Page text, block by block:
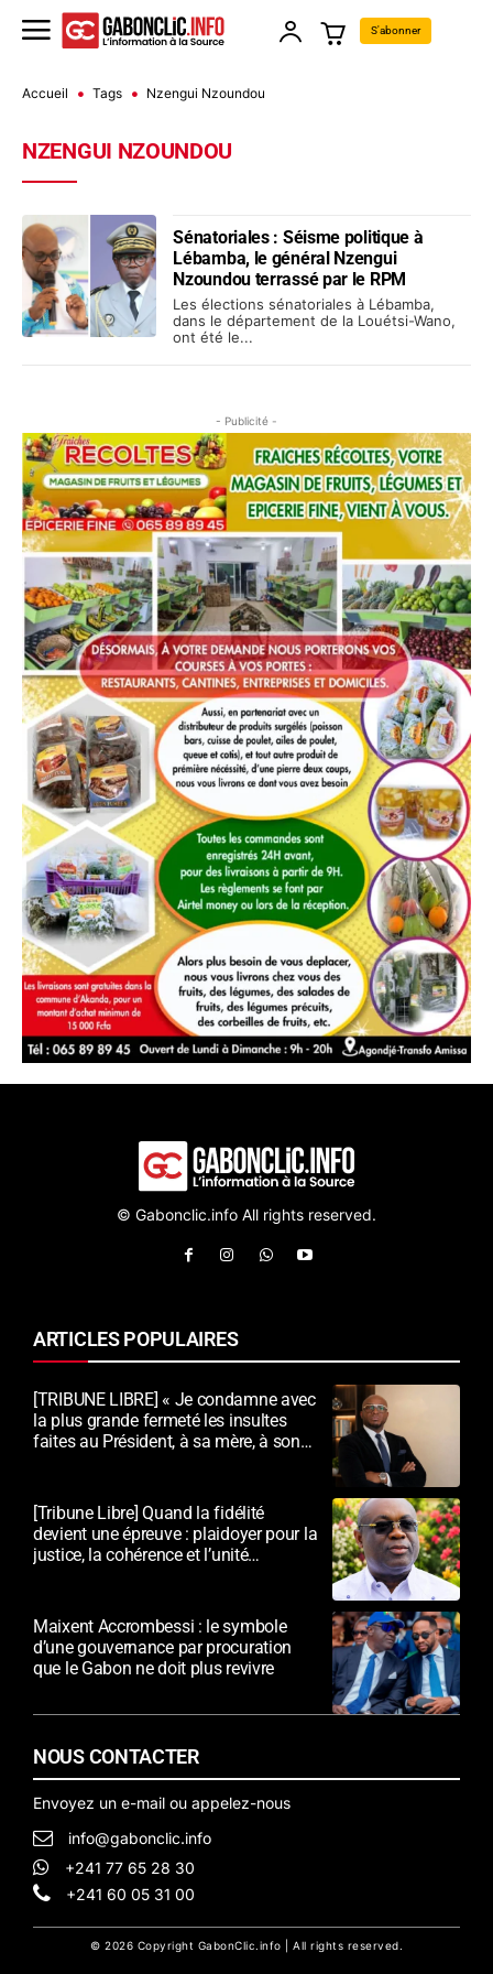
S'abonner
Accueil Tags Nzengui Nzoundou
NZENGUI NZOUNDOU
Sénatoriales : Séisme politique à
Lébamba, le général Nzengui
Nzoundou terrassé par le RPM
Les élections sénatoriales à Lébamba,
dans le département de la Louétsi-Wano,
ont été le...
- Publicité -
© Gabonclic.info All rights reserved.
ARTICLES POPULAIRES
[TRIBUNE LIBRE] « Je condamne avec
la plus grande fermeté les insultes
faites au Président, à sa mère, à son
[Tribune Libre] Quand la fidélité
devient une épreuve : plaidoyer pour la
justice, la cohérence et l’unité
Maixent Accrombessi : le symbole
d’une gouvernance par procuration
que le Gabon ne doit plus revivre
NOUS CONTACTER
Envoyez un e-mail ou appelez-nous
info@gabonclic.info
+241 77 65 28 30
+241 60 05 31 00
© 2026 Copyright GabonClic.info | All rights reserved.